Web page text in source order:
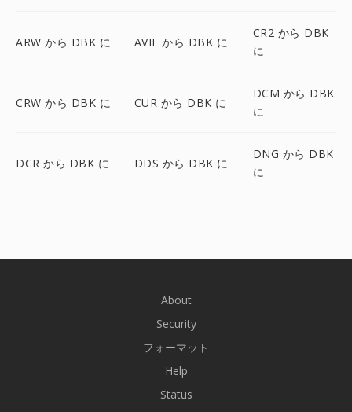
ARW から DBK に AVIF から DBK に
CR2 から DBK
に
CRW から DBK に CUR から DBK に
DCM から DBK
に
DCR から DBK に DDS から DBK に
DNG から DBK
に
About
Security
フォーマット
Help
Status